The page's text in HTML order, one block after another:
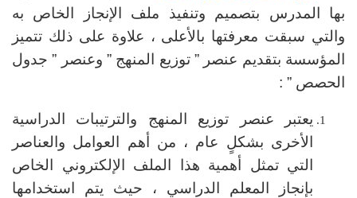
بها المدرس بتصميم وتنفيذ ملف الإنجاز الخاص به
والتي سبقت معرفتها بالأعلى ، علاوة على ذلك تتميز
المؤسسة بتقديم عنصر ” توزيع المنهج ” وعنصر ” جدول
الحصص ” :
يعتبر عنصر توزيع المنهج والترتيبات الدراسية
الأخرى بشكلٍ عام ، من أهم العوامل والعناصر
التي تمثل أهمية هذا الملف الإلكتروني الخاص
بإنجاز المعلم الدراسي ، حيث يتم استخدامها